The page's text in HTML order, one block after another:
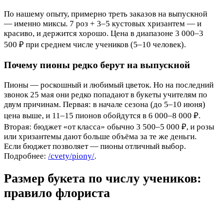
По нашему опыту, примерно треть заказов на выпускной
— именно миксы. 7 роз + 3–5 кустовых хризантем — и
красиво, и держится хорошо. Цена в диапазоне 3 000–3
500 ₽ при среднем числе учеников (5–10 человек).
Почему пионы редко берут на выпускной
Пионы — роскошный и любимый цветок. Но на последний
звонок 25 мая они редко попадают в букеты учителям по
двум причинам. Первая: в начале сезона (до 5–10 июня)
цена выше, и 11–15 пионов обойдутся в 6 000–8 000 ₽.
Вторая: бюджет «от класса» обычно 3 500–5 000 ₽, и розы
или хризантемы дают больше объёма за те же деньги.
Если бюджет позволяет — пионы отличный выбор.
Подробнее: /cvety/piony/.
Размер букета по числу учеников:
правило флориста